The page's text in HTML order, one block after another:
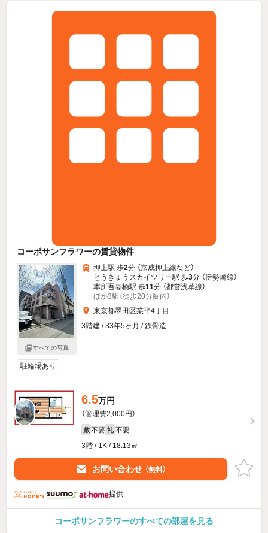
コーポサンフラワーの賃貸物件
すべての写真
押上駅 歩2分 （京成押上線など）
とうきょうスカイツリー駅 歩3分 （伊勢崎線）
本所吾妻橋駅 歩11分 （都営浅草線）
ほか3駅（徒歩20分圏内）
東京都墨田区業平4丁目
3階建 / 33年5ヶ月 / 鉄骨造
駐輪場あり
6.5万円
（管理費2,000円）
敷 不要 礼 不要
3階 / 1K / 18.13㎡
お問い合わせ （無料）
提供
コーポサンフラワーのすべての部屋を見る